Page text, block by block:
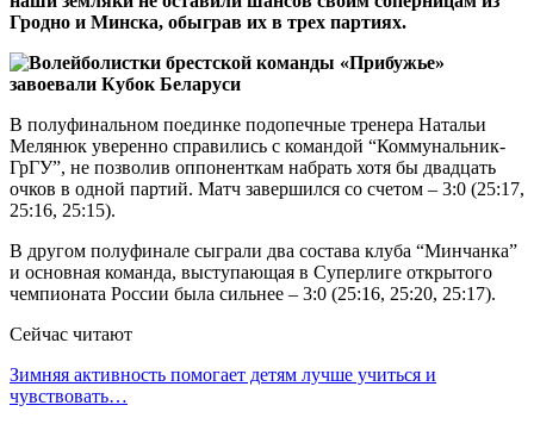
Гродно и Минска, обыграв их в трех партиях.
В полуфинальном поединке подопечные тренера Натальи
Мелянюк уверенно справились с командой “Коммунальник-
ГрГУ”, не позволив оппоненткам набрать хотя бы двадцать
очков в одной партий. Матч завершился со счетом – 3:0 (25:17,
25:16, 25:15).
В другом полуфинале сыграли два состава клуба “Минчанка”
и основная команда, выступающая в Суперлиге открытого
чемпионата России была сильнее – 3:0 (25:16, 25:20, 25:17).
Сейчас читают
Зимняя активность помогает детям лучше учиться и
чувствовать…